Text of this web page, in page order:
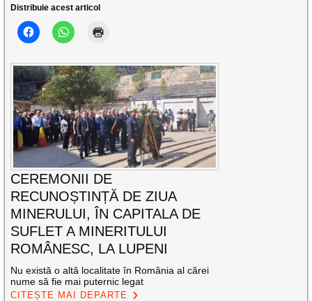
Distribuie acest articol
CEREMONII DE
RECUNOȘTINȚĂ DE ZIUA
MINERULUI, ÎN CAPITALA DE
SUFLET A MINERITULUI
ROMÂNESC, LA LUPENI
Nu există o altă localitate în România al cărei
nume să fie mai puternic legat
CITEȘTE MAI DEPARTE